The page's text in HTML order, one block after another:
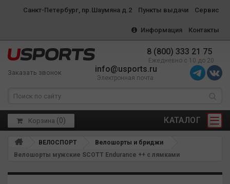
Санкт-Петербург, пр.Шаумяна д.2 Пункты выдачи Сервис
Информация Контакты
8 (800) 333 21 75
Ежедневно с 10 до 20
Заказать звонок info@usports.ru
Электронная почта
КАТАЛОГ
Корзина (0)
ВЕЛОСПОРТ
Велошорты и бриджи
Велошорты мужские SCOTT Endurance ++ с лямками